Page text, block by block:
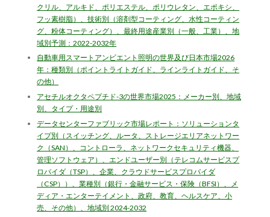
クリル、アルキド、ポリエステル、ポリウレタン、エポキシ、
フッ素樹脂）、技術別（溶剤型コーティング、水性コーティン
グ、粉体コーティング）、最終用途産業別（一般、工業）、地
域別予測：2022-2032年
自動車用スマートアンビエント照明の世界及び日本市場2026
年：種類別（ポイントライトガイド、ラインライトガイド、そ
の他）
アセチルオクタペプチド-3の世界市場2025：メーカー別、地域
別、タイプ・用途別
データセンターファブリック市場レポート：ソリューションタ
イプ別（スイッチング、ルータ、ストレージエリアネットワー
ク（SAN）、コントローラ、ネットワークセキュリティ機器、
管理ソフトウェア）、エンドユーザー別（テレコムサービスプ
ロバイダ（TSP）、企業、クラウドサービスプロバイダ
（CSP））、業種別（銀行・金融サービス・保険（BFSI）、メ
ディア・エンターテイメント、政府、教育、ヘルスケア、小
売、その他）、地域別 2024-2032